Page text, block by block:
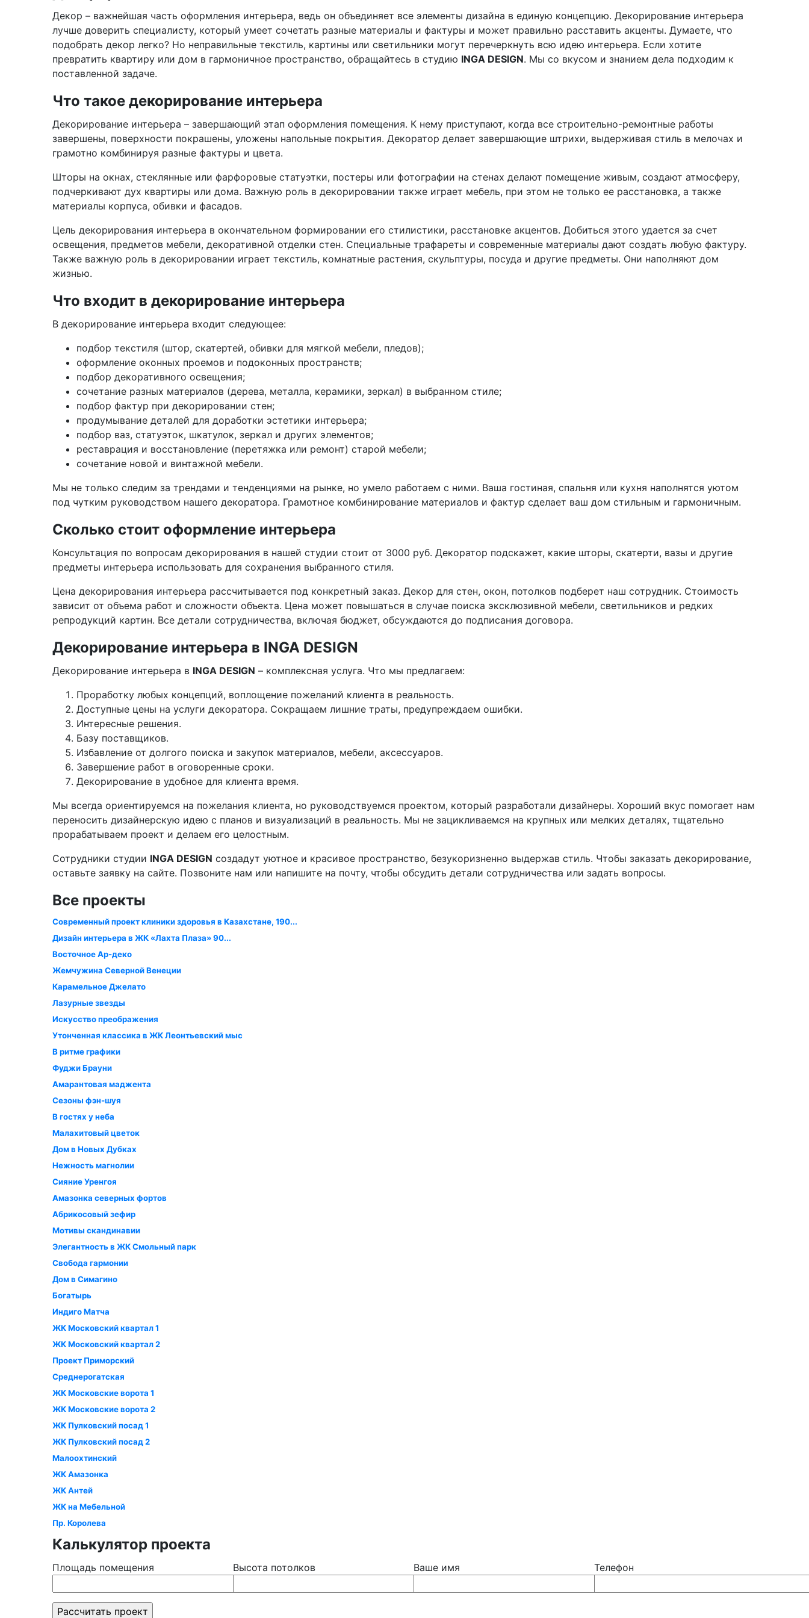
Декор – важнейшая часть оформления интерьера, ведь он объединяет все элементы дизайна в единую концепцию. Декорирование интерьера
лучше доверить специалисту, который умеет сочетать разные материалы и фактуры и может правильно расставить акценты. Думаете, что
подобрать декор легко? Но неправильные текстиль, картины или светильники могут перечеркнуть всю идею интерьера. Если хотите
превратить квартиру или дом в гармоничное пространство, обращайтесь в студию INGA DESIGN. Мы со вкусом и знанием дела подходим к
поставленной задаче.
Что такое декорирование интерьера
Декорирование интерьера – завершающий этап оформления помещения. К нему приступают, когда все строительно-ремонтные работы
завершены, поверхности покрашены, уложены напольные покрытия. Декоратор делает завершающие штрихи, выдерживая стиль в мелочах и
грамотно комбинируя разные фактуры и цвета.
Шторы на окнах, стеклянные или фарфоровые статуэтки, постеры или фотографии на стенах делают помещение живым, создают атмосферу,
подчеркивают дух квартиры или дома. Важную роль в декорировании также играет мебель, при этом не только ее расстановка, а также
материалы корпуса, обивки и фасадов.
Цель декорирования интерьера в окончательном формировании его стилистики, расстановке акцентов. Добиться этого удается за счет
освещения, предметов мебели, декоративной отделки стен. Специальные трафареты и современные материалы дают создать любую фактуру.
Также важную роль в декорировании играет текстиль, комнатные растения, скульптуры, посуда и другие предметы. Они наполняют дом
жизнью.
Что входит в декорирование интерьера
В декорирование интерьера входит следующее:
подбор текстиля (штор, скатертей, обивки для мягкой мебели, пледов);
оформление оконных проемов и подоконных пространств;
подбор декоративного освещения;
сочетание разных материалов (дерева, металла, керамики, зеркал) в выбранном стиле;
подбор фактур при декорировании стен;
продумывание деталей для доработки эстетики интерьера;
подбор ваз, статуэток, шкатулок, зеркал и других элементов;
реставрация и восстановление (перетяжка или ремонт) старой мебели;
сочетание новой и винтажной мебели.
Мы не только следим за трендами и тенденциями на рынке, но умело работаем с ними. Ваша гостиная, спальня или кухня наполнятся уютом
под чутким руководством нашего декоратора. Грамотное комбинирование материалов и фактур сделает ваш дом стильным и гармоничным.
Сколько стоит оформление интерьера
Консультация по вопросам декорирования в нашей студии стоит от 3000 руб. Декоратор подскажет, какие шторы, скатерти, вазы и другие
предметы интерьера использовать для сохранения выбранного стиля.
Цена декорирования интерьера рассчитывается под конкретный заказ. Декор для стен, окон, потолков подберет наш сотрудник. Стоимость
зависит от объема работ и сложности объекта. Цена может повышаться в случае поиска эксклюзивной мебели, светильников и редких
репродукций картин. Все детали сотрудничества, включая бюджет, обсуждаются до подписания договора.
Декорирование интерьера в INGA DESIGN
Декорирование интерьера в INGA DESIGN – комплексная услуга. Что мы предлагаем:
Проработку любых концепций, воплощение пожеланий клиента в реальность.
Доступные цены на услуги декоратора. Сокращаем лишние траты, предупреждаем ошибки.
Интересные решения.
Базу поставщиков.
Избавление от долгого поиска и закупок материалов, мебели, аксессуаров.
Завершение работ в оговоренные сроки.
Декорирование в удобное для клиента время.
Мы всегда ориентируемся на пожелания клиента, но руководствуемся проектом, который разработали дизайнеры. Хороший вкус помогает нам
переносить дизайнерскую идею с планов и визуализаций в реальность. Мы не зацикливаемся на крупных или мелких деталях, тщательно
прорабатываем проект и делаем его целостным.
Сотрудники студии INGA DESIGN создадут уютное и красивое пространство, безукоризненно выдержав стиль. Чтобы заказать декорирование,
оставьте заявку на сайте. Позвоните нам или напишите на почту, чтобы обсудить детали сотрудничества или задать вопросы.
Все проекты
Современный проект клиники здоровья в Казахстане, 190...
Дизайн интерьера в ЖК «Лахта Плаза» 90...
Восточное Ар-деко
Жемчужина Северной Венеции
Карамельное Джелато
Лазурные звезды
Искусство преображения
Утонченная классика в ЖК Леонтьевский мыс
В ритме графики
Фуджи Брауни
Амарантовая маджента
Сезоны фэн-шуя
В гостях у неба
Малахитовый цветок
Дом в Новых Дубках
Нежность магнолии
Сияние Уренгоя
Амазонка северных фортов
Абрикосовый зефир
Мотивы скандинавии
Элегантность в ЖК Смольный парк
Свобода гармонии
Дом в Симагино
Богатырь
Индиго Матча
ЖК Московский квартал 1
ЖК Московский квартал 2
Проект Приморский
Среднерогатская
ЖК Московские ворота 1
ЖК Московские ворота 2
ЖК Пулковский посад 1
ЖК Пулковский посад 2
Малоохтинский
ЖК Амазонка
ЖК Антей
ЖК на Мебельной
Пр. Королева
Калькулятор проекта
Площадь помещения Высота потолков Ваше имя Телефон